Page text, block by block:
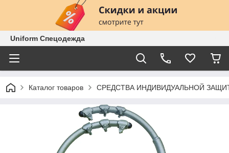
Uniform Спецодежда
Каталог товаров СРЕДСТВА ИНДИВИДУАЛЬНОЙ